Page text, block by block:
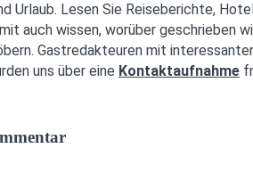
Urlaub. Lesen Sie Reiseberichte,
auch wissen, worüber geschrieben
Gastredakteuren mit
uns über eine Kontaktaufnahme